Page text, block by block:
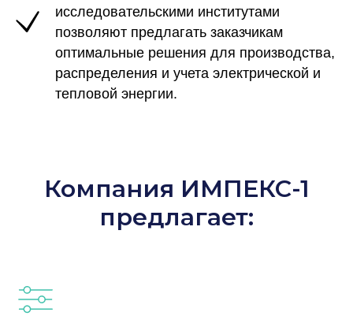
исследовательскими институтами
позволяют предлагать заказчикам
оптимальные решения для производства,
распределения и учета электрической и
тепловой энергии.
Компания ИМПЕКС-1
предлагает: